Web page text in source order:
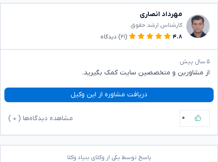
مهرداد انصاری
کارشناس ارشد حقوق
۴.۸
(۲۱) دیدگاه
۵ سال پیش
از مشاورین و متخصصین سایت کمک بگیرید.
دریافت مشاوره از این وکیل
۰ مشاهده دیدگاه‌ها ( ۰
پاسخ توسط یکی از وکلای بنیاد وکلا